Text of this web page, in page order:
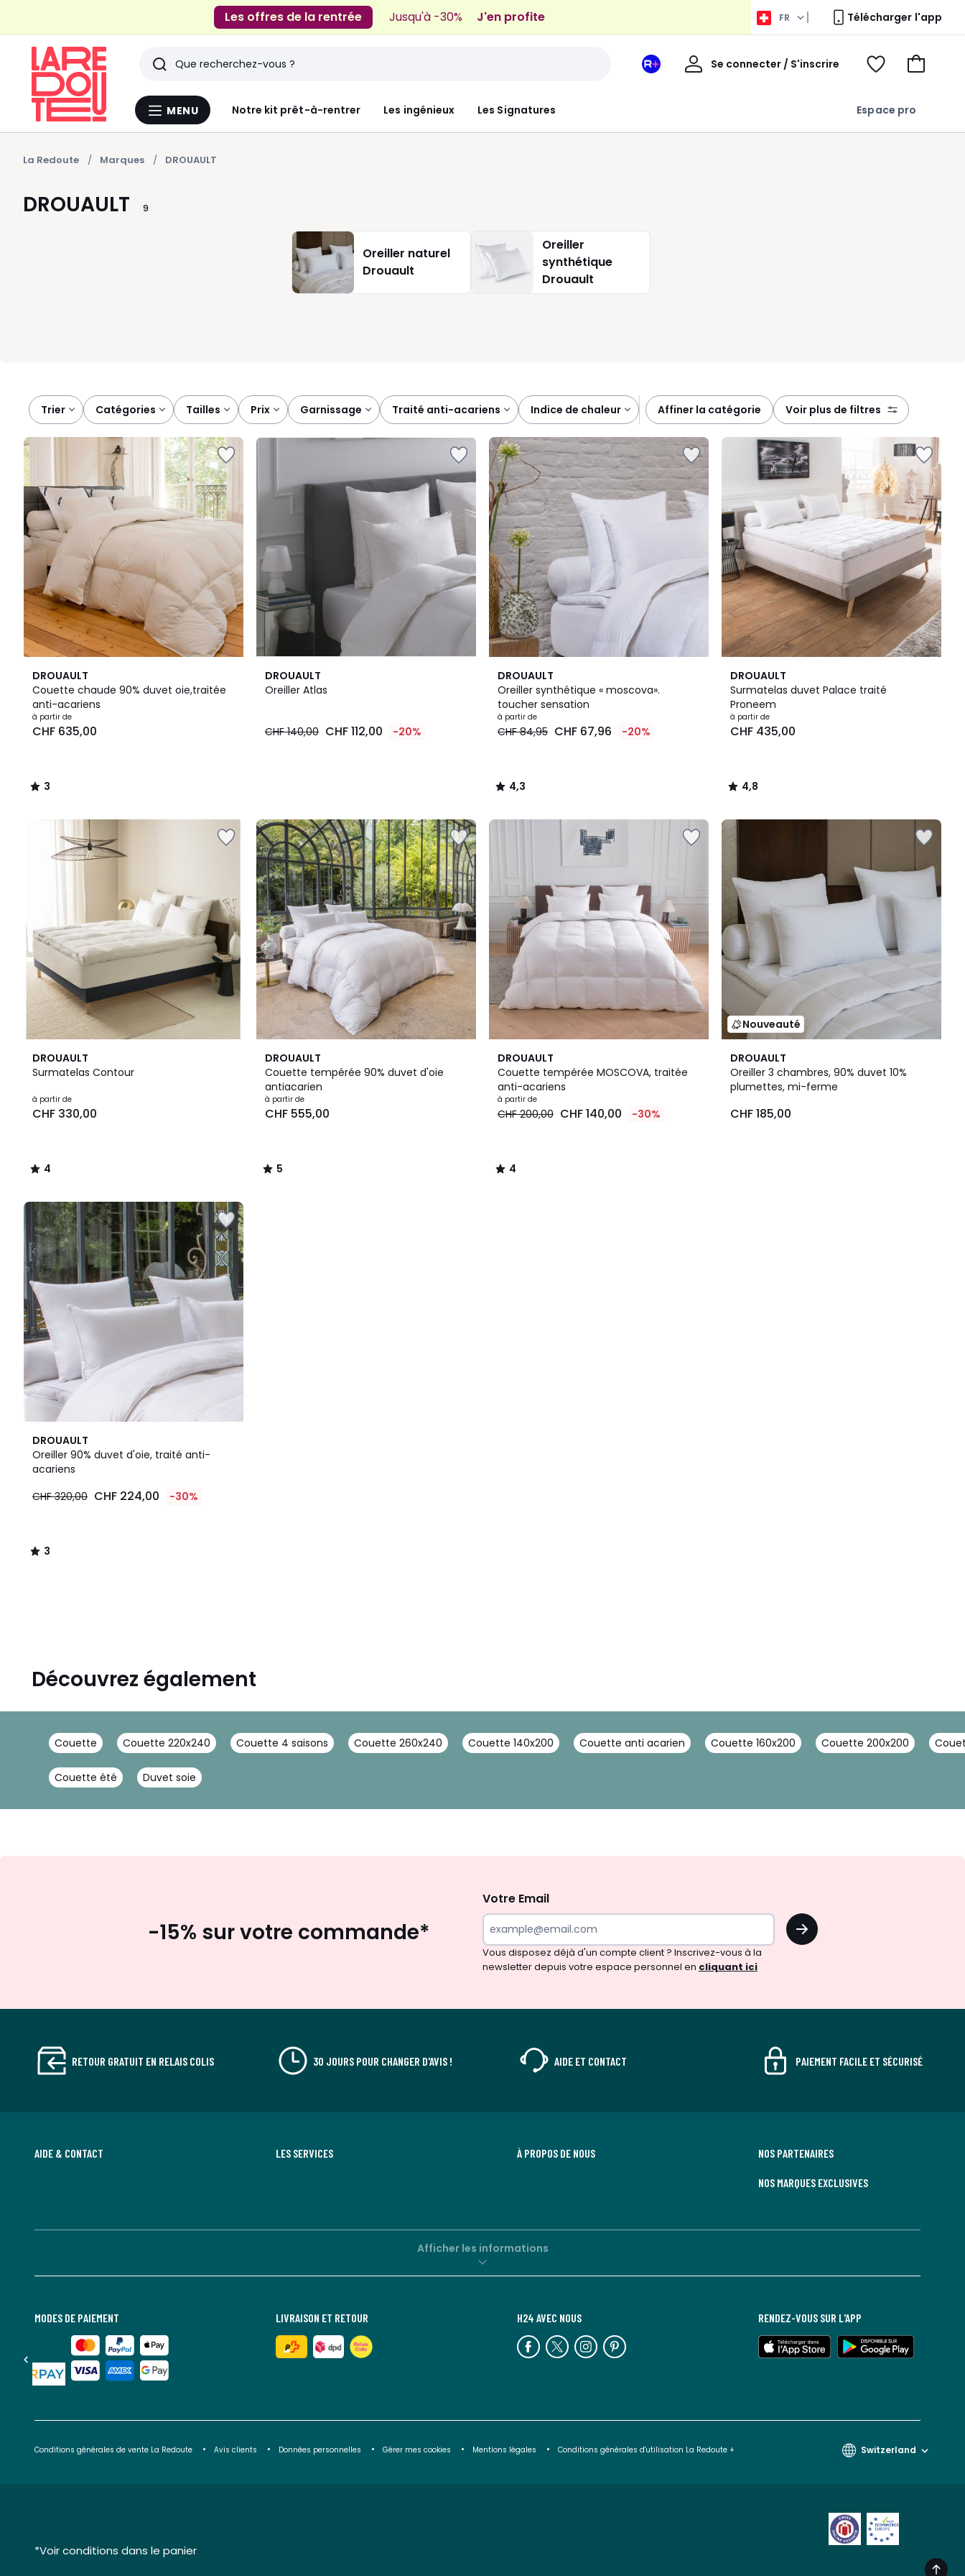
Les offres de la rentrée Jusqu'à -30% J'en profite FR Télécharger l'app
Menu
MENU Notre kit prêt-à-rentrer Les ingénieux Les Signatures Espace pro
Rechercher
Derniers
articles
vus
Votre
Se connecter / S'inscrire
Bienvenue
Voir
Aller
La Redoute Marques DROUAULT
DROUAULT 9
Oreiller naturel
Drouault
Oreiller
synthétique
Drouault
Trier catégories tailles prix garnissage traité anti-acariens indice de chaleur affiner la catégorie voir plus de filtres
DROUAULT
Couette chaude 90% duvet oie,traitée
anti-acariens
Prix
à
635,00.
à partir de
CHF 635,00
3
/
5
3
/
DROUAULT
Oreiller Atlas
CHF 140,00 CHF 112,00 -20%
DROUAULT
Oreiller synthétique « moscova».
toucher sensation
à partir de
CHF 84,95 CHF 67,96 -20%
4,3
/ 5
4,3
/
DROUAULT
Surmatelas duvet Palace traité
Proneem
à partir de
CHF 435,00
4,8
/ 5
4,8
/
DROUAULT
Surmatelas Contour
à partir de
CHF 330,00
4
/
4
/
DROUAULT
Couette tempérée 90% duvet d'oie
antiacarien
à partir de
CHF 555,00
5
/
5
5
/
DROUAULT
Couette tempérée MOSCOVA, traitée
anti-acariens
à partir de
CHF 200,00 CHF 140,00 -30%
4
/
5
4
/
Nouveauté
DROUAULT
Oreiller 3 chambres, 90% duvet 10%
plumettes, mi-ferme
CHF 185,00
DROUAULT
Oreiller 90% duvet d'oie, traité anti-
acariens
CHF 320,00 CHF 224,00 -30%
3
/
5
3
/
Découvrez également
Couette Couette 220x240 Couette 4 saisons Couette 260x240 Couette 140x200 Couette anti acarien Couette 160x200 Couette 200x200
Couette été Duvet soie
la
newsletter
-15% sur votre commande*
Votre Email
OK
Vous disposez déjà d'un compte client ? Inscrivez-vous à la
newsletter depuis votre espace personnel en cliquant ici
RETOUR GRATUIT EN RELAIS COLIS 30 JOURS POUR CHANGER D'AVIS ! AIDE ET CONTACT PAIEMENT FACILE ET SÉCURISÉ
AIDE & CONTACT LES SERVICES À PROPOS DE NOUS NOS PARTENAIRES
NOS MARQUES EXCLUSIVES
Afficher les informations
MODES DE PAIEMENT LIVRAISON ET RETOUR H24 AVEC NOUS RENDEZ-VOUS SUR L'APP
Conditions générales de vente La Redoute Avis clients Données personnelles Gérer mes cookies Mentions légales Conditions générales d'utilisation La Redoute + Switzerland
*Voir conditions dans le panier